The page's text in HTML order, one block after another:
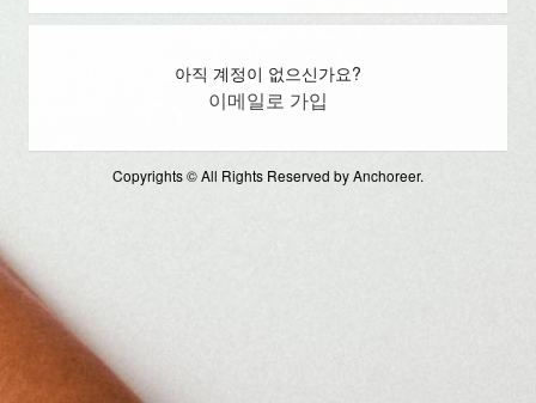
아직 계정이 없으신가요?
이메일로 가입
Copyrights © All Rights Reserved by Anchoreer.